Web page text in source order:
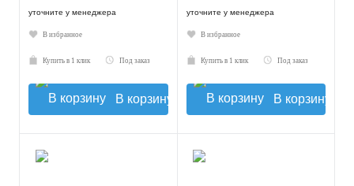
уточните у менеджера
В избранное
Купить в 1 клик Под заказ
В корзину
уточните у менеджера
В избранное
Купить в 1 клик Под заказ
В корзину